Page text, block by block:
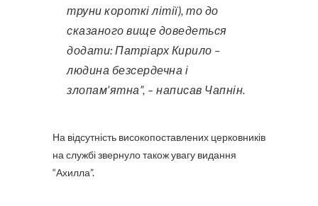
труни короткі літії), то до
сказаного вище доведеться
додати: Патріарх Кирило –
людина безсердечна і
злопам’ятна”, – написав Чапнін.
На відсутність високопоставлених церковників
на службі звернуло також увагу видання
“Ахилла”.